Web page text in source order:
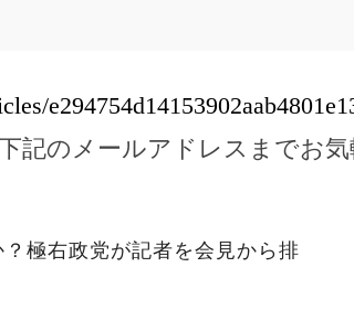
記のメールアドレスまでお
極右政党が記者を会見から排